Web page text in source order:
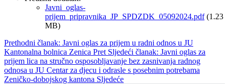
Javni_oglas-
prijem_pripravnika_JP_SPDZDK_05092024.pdf(1.23
MB)
Prethodni članak: Javni oglas za prijem u radni odnos u JU
Kantonalna bolnica Zenica Pret Sljedeći članak: Javni oglas za
prijem lica na stručno osposobljavanje bez zasnivanja radnog
odnosa u JU Centar za djecu i odrasle s posebnim potrebama
Zeničko-dobojskog kantona Sljedeće